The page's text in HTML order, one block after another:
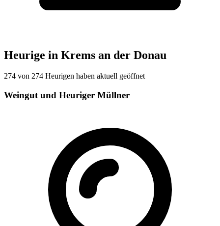
Heurige in Krems an der Donau
274 von 274 Heurigen haben aktuell geöffnet
Weingut und Heuriger Müllner